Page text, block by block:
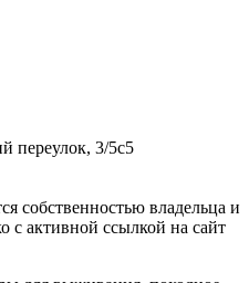
переулок, 3/5с5
собственностью владельца и
с активной ссылкой на сайт